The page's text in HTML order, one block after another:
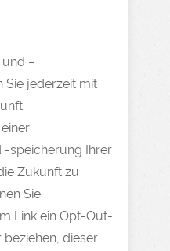
–
Sie jederzeit mit
-speicherung Ihrer
Zukunft zu
Sie
Link ein Opt-Out-
dieser